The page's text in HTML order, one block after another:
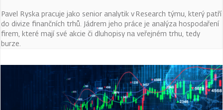
Pavel Ryska pracuje jako senior analytik v Research týmu, který patří
do divize finančních trhů. Jádrem jeho práce je analýza hospodaření
firem, které mají své akcie či dluhopisy na veřejném trhu, tedy
burze.